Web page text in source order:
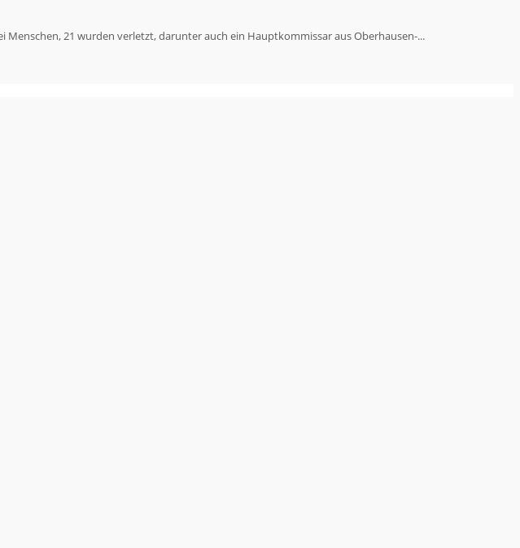
Menschen, 21 wurden verletzt, darunter auch ein Hauptkommissar aus Oberhausen-...